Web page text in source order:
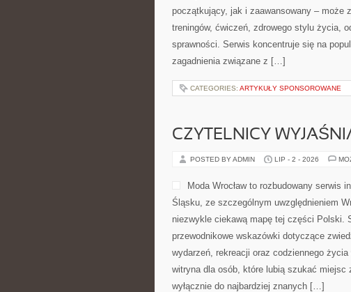
początkujący, jak i zaawansowany – może
treningów, ćwiczeń, zdrowego stylu życia,
sprawności. Serwis koncentruje się na
zagadnienia związane z […]
CATEGORIES: ARTYKUŁY SPONSOROWANE
CZYTELNICY
POSTED BY ADMIN LIP - 2 - 2026
Moda Wrocław to rozbudowany serwis
Śląsku, ze szczególnym uwzględnieniem
niezwykle ciekawą mapę tej części Polski.
przewodnikowe wskazówki dotyczące
wydarzeń, rekreacji oraz codziennego
witryna dla osób, które lubią szukać miejsc
wyłącznie do najbardziej znanych […]